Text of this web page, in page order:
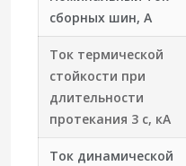
сборных шин, А
Ток термической
стойкости при
длительности
протекания 3 с, кА
Ток динамической